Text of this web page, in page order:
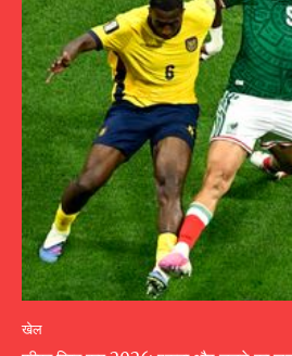
खेल